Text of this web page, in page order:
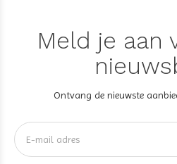
Meld je aan
Ontvang de nieuwste